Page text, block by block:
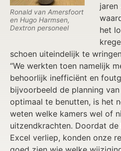
Ronald van Amersfoort
en Hugo Harmsen,
Dextron personeel
jaren
het
schoen uiteindelijk te
“We werkten toen namelijk
behoorlijk inefficiënt en
bijvoorbeeld de planning
optimaal te benutten, is het
weten welke kamers wel of
uitzendkrachten. Doordat
Excel verliep, konden onze